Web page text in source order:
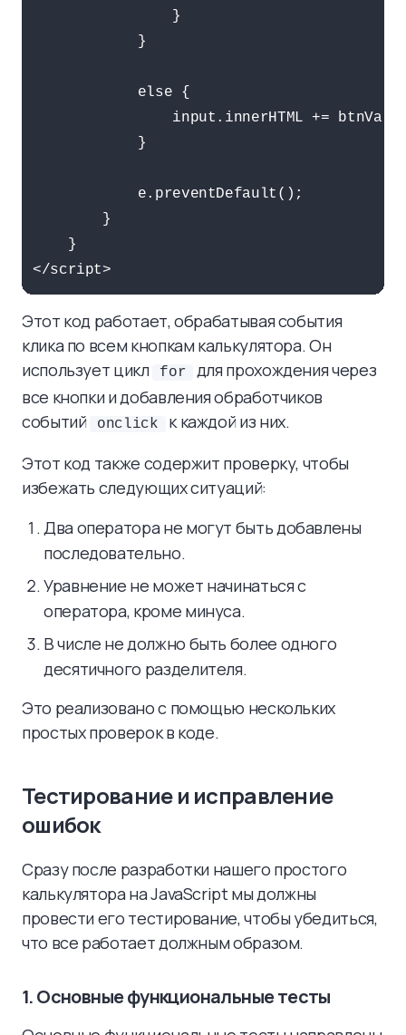
                }
            }
            else {
                input.innerHTML += btnVal;
            }
            e.preventDefault();
        }
    }
</script>
Этот код работает, обрабатывая события
клика по всем кнопкам калькулятора. Он
использует цикл
for
для прохождения через
все кнопки и добавления обработчиков
событий
onclick
к каждой из них.
Этот код также содержит проверку, чтобы
избежать следующих ситуаций:
Два оператора не могут быть добавлены
последовательно.
Уравнение не может начинаться с
оператора, кроме минуса.
В числе не должно быть более одного
десятичного разделителя.
Это реализовано с помощью нескольких
простых проверок в коде.
Тестирование и исправление
ошибок
Сразу после разработки нашего простого
калькулятора на JavaScript мы должны
провести его тестирование, чтобы убедиться,
что все работает должным образом.
1. Основные функциональные тесты